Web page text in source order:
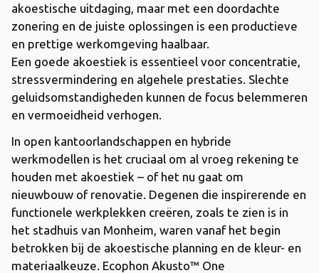
akoestische uitdaging, maar met een doordachte
zonering en de juiste oplossingen is een productieve
en prettige werkomgeving haalbaar.
Een goede akoestiek is essentieel voor concentratie,
stressvermindering en algehele prestaties. Slechte
geluidsomstandigheden kunnen de focus belemmeren
en vermoeidheid verhogen.
In open kantoorlandschappen en hybride
werkmodellen is het cruciaal om al vroeg rekening te
houden met akoestiek – of het nu gaat om
nieuwbouw of renovatie. Degenen die inspirerende en
functionele werkplekken creëren, zoals te zien is in
het stadhuis van Monheim, waren vanaf het begin
betrokken bij de akoestische planning en de kleur- en
materiaalkeuze. Ecophon Akusto™ One